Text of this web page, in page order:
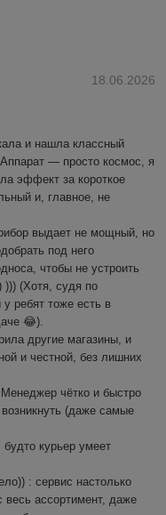
18.06.2026
и нашла классный
— просто космос, я
эффект за короткое
и, главное, не
выдает не мощный, но
под него
чтобы не устроить
))) (Хотя, судя по
ребят тоже есть в
😂).
другие магазины, и
и честной, без лишних
чётко и быстро
(даже самые
курьер умеет
: сервис настолько
весь ассортимент, даже